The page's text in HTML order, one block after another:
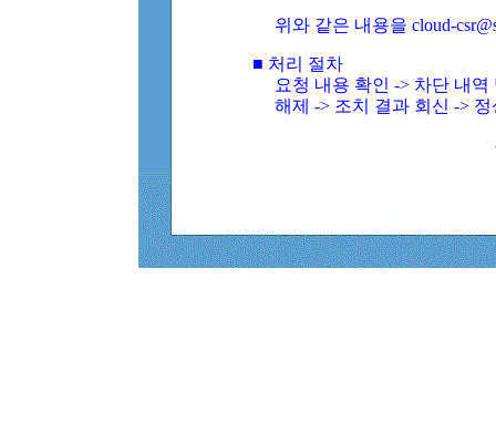
위와 같은 내용을 cloud-
■ 처리 절차
요청 내용 확인 -> 차단 내
해제 -> 조치 결과 회신 ->